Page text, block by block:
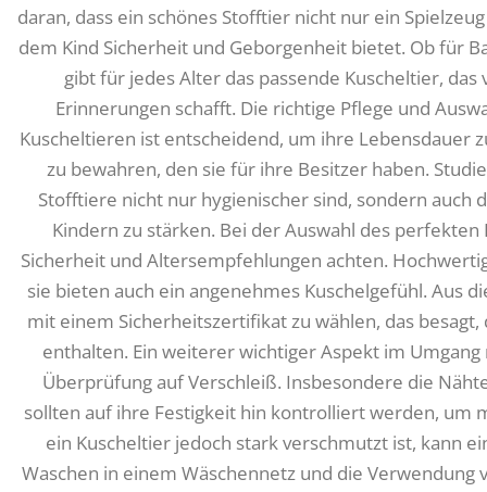
daran, dass ein schönes Stofftier nicht nur ein
dem Kind Sicherheit und Geborgenheit bietet. Ob für
gibt für jedes Alter das passende Kuscheltier,
Erinnerungen schafft. Die richtige Pflege und
Kuscheltieren ist entscheidend, um ihre Lebensdauer
zu bewahren, den sie für ihre Besitzer haben.
Stofftiere nicht nur hygienischer sind, sondern auch
Kindern zu stärken. Bei der Auswahl des
Sicherheit und Altersempfehlungen achten.
sie bieten auch ein angenehmes Kuschelgefühl. Aus
mit einem Sicherheitszertifikat zu wählen, das
enthalten. Ein weiterer wichtiger Aspekt im
Überprüfung auf Verschleiß. Insbesondere die
sollten auf ihre Festigkeit hin kontrolliert werden, um
ein Kuscheltier jedoch stark verschmutzt ist, kann
Waschen in einem Wäschennetz und die